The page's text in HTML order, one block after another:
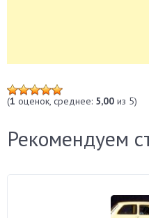
(1 оценок, среднее: 5,00 из 5)
Рекомендуем